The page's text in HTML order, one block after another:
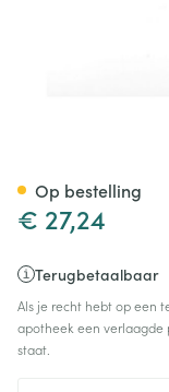
€ 27,24
Terugbetaalbaar
Als je recht hebt op een
apotheek een verlaagde
staat.
Op bestelling